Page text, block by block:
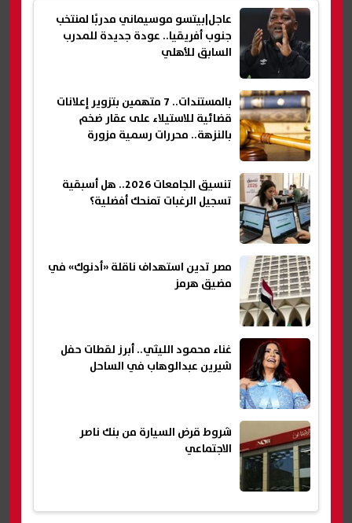
عاجل|بيتسو موسيماني مدربًا لمنتخب
جنوب أفريقيا.. عودة جديدة للمدرب
السابق للأهلي
بالمستندات.. 7 متهمين بتزوير إعلانات
قضائية للاستيلاء على عقار ضخم
بالنزهة.. محررات رسمية مزورة
تنسيق الجامعات 2026.. هل أسبقية
تسجيل الرغبات تمنحك أفضلية؟
مصر تدين استهداف ناقلة «أدنوك» في
مضيق هرمز
غناء محمود الليثي.. أبرز لقطات حفل
شيرين عبدالوهاب في الساحل
شروط قرض السيارة من بنك ناصر
الاجتماعي